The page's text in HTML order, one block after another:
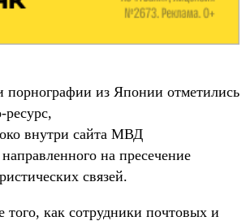
порнографии из Японии отметились
внутри сайта МВД
на пресечение
связей.
того, как сотрудники почтовых и